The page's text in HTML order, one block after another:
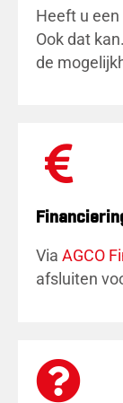
Heeft u
Ook dat
de
Via AGCO
afsluiten